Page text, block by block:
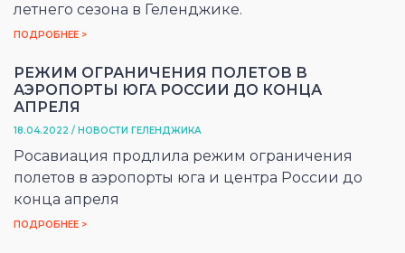
летнего сезона в Геленджике.
ПОДРОБНЕЕ >
РЕЖИМ ОГРАНИЧЕНИЯ ПОЛЕТОВ В
АЭРОПОРТЫ ЮГА РОССИИ ДО КОНЦА
АПРЕЛЯ
18.04.2022 / НОВОСТИ ГЕЛЕНДЖИКА
Росавиация продлила режим ограничения
полетов в аэропорты юга и центра России до
конца апреля
ПОДРОБНЕЕ >